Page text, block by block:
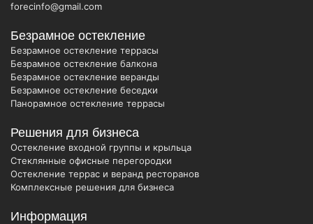
Безрамное остекление
Безрамное остекление террасы
Безрамное остекление балкона
Безрамное остекление веранды
Безрамное остекление беседки
Панорамное остекление террасы
Решения для бизнеса
Остекление входной группы и крыльца
Стеклянные офисные перегородки
Остекление террас и веранд ресторанов
Комплексные решения для бизнеса
Информация
forecinfo@gmail.com